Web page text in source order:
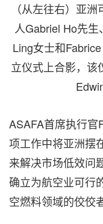
（从左往右）亚
人Gabriel Ho先
Ling女士和
立仪式上合影，该
ASAFA首席执行
项工作中将亚洲摆
来解决市场低效问
确立为航空业可行
空燃料领域的佼佼